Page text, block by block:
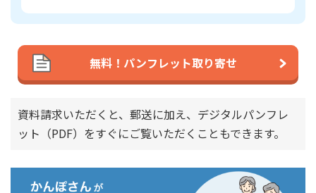
ラジオ体操・みんなの体操
ラジオ体操ポータルサイト
かんぽジャンクション
払込み）の場合
保険種類
長寿支援保険（低解約返戻金型）「長寿のしあわせ」
●保険料改定（2026年5月2日）前後での保険料例
払込み）の場合
無料！パンフレット取り寄せ
資料請求いただくと、郵送に加え、デジタルパンフレ
ット（PDF）をすぐにご覧いただくこともできます。